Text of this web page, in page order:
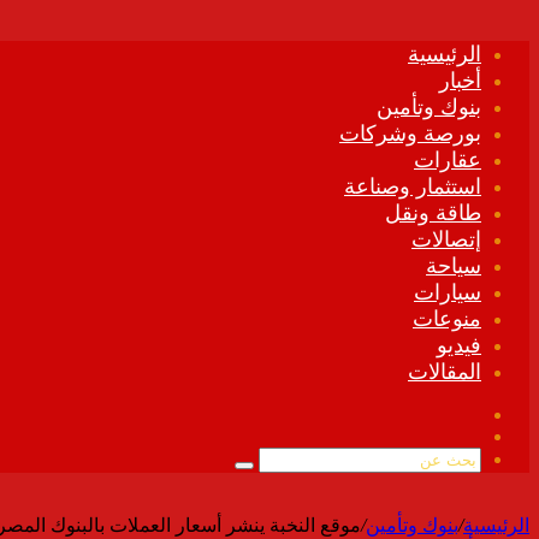
الرئيسية
أخبار
بنوك وتأمين
بورصة وشركات
عقارات
استثمار وصناعة
طاقة ونقل
إتصالات
سياحة
سيارات
منوعات
فيديو
المقالات
الموقع
بحث
الرئيسية/بنوك وتأمين/موقع النخبة ينشر أسعار العملات بالبنوك المصرية الإثنين